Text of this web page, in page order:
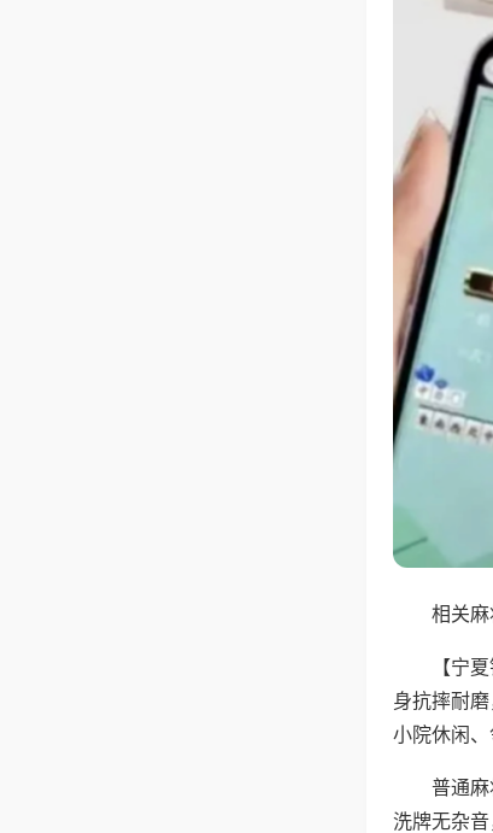
相关
【宁
身抗摔耐
小院休闲、
普通
洗牌无杂